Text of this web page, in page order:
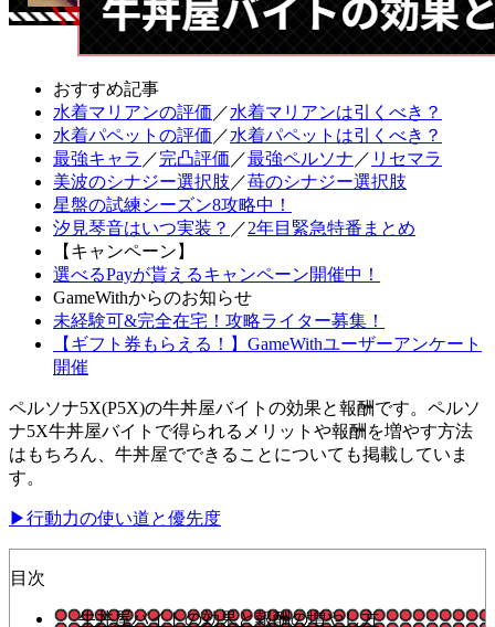
おすすめ記事
水着マリアンの評価 ／水着マリアンは引くべき？
水着パペットの評価 ／水着パペットは引くべき？
最強キャラ ／完凸評価 ／最強ペルソナ ／ リセマラ
美波のシナジー選択肢 ／苺のシナジー選択肢
星盤の試練シーズン8攻略中！
汐見琴音はいつ実装？ ／2年目緊急特番まとめ
【キャンペーン】
選べるPayが貰えるキャンペーン開催中！
GameWithからのお知らせ
未経験可&完全在宅！攻略ライター募集！
【ギフト券もらえる！】GameWithユーザーアンケート
開催
ペルソナ5X(P5X)の牛丼屋バイトの効果と報酬です。ペルソ
ナ5X牛丼屋バイトで得られるメリットや報酬を増やす方法
はもちろん、牛丼屋でできることについても掲載していま
す。
▶行動力の使い道と優先度
目次
牛丼屋バイトの効果と報酬の増やし方